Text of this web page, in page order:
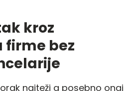
kroz
firme bez
najteži a posebno onaj